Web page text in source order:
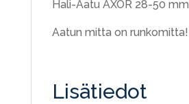
Hali-Aatu AXOR 28-50 mm
Aatun mitta on runkomitta!
Lisätiedot